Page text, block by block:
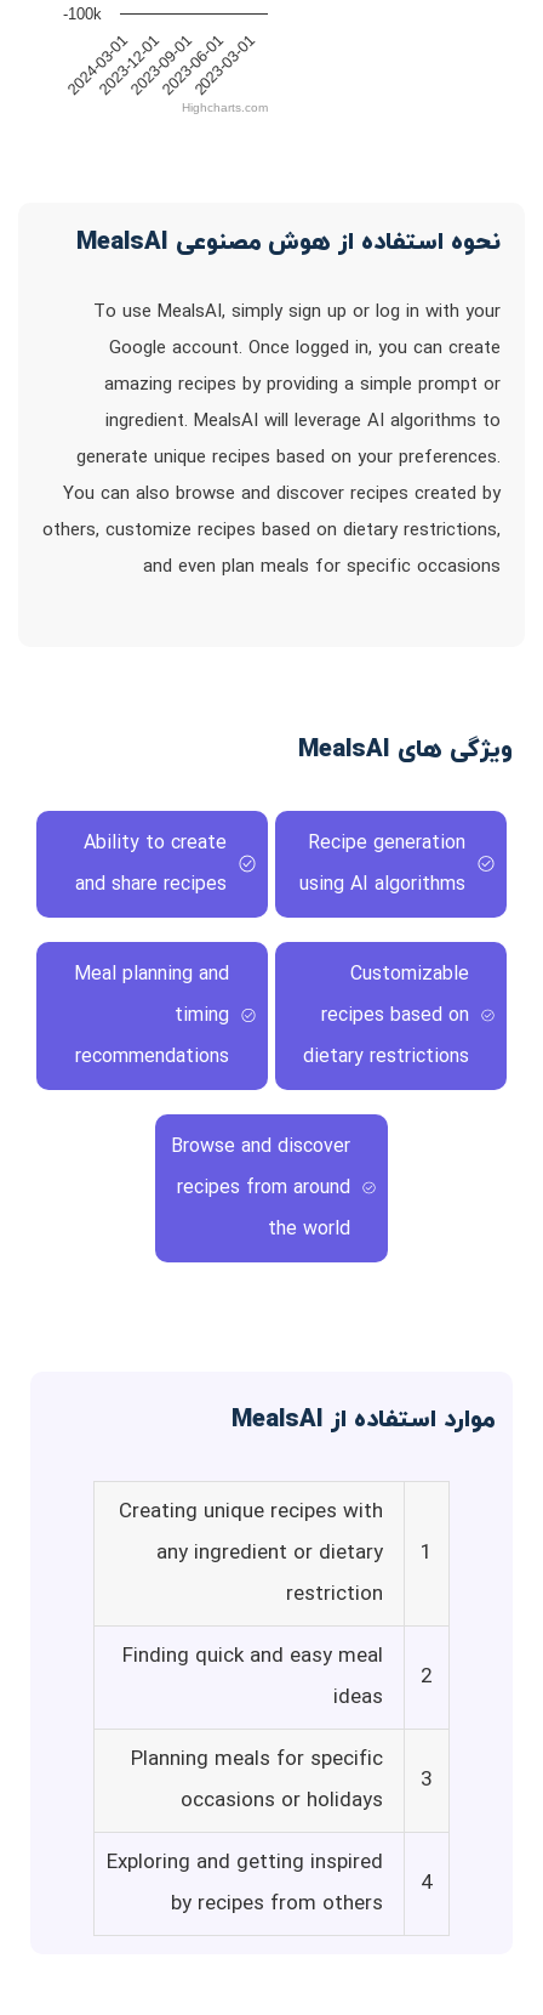
2024-03-01
2023-12-012023-09-012023-06-01
2023-03-01
-100k
Highcharts.com
نحوه استفاده از هوش مصنوعی MealsAI
To use MealsAI, simply sign up or log in with your
Google account. Once logged in, you can create
amazing recipes by providing a simple prompt or
ingredient. MealsAI will leverage AI algorithms to
generate unique recipes based on your preferences.
You can also browse and discover recipes created by
others, customize recipes based on dietary restrictions,
and even plan meals for specific occasions
ویژگی های MealsAI
Recipe generation
using AI algorithms
Ability to create
and share recipes
Customizable
recipes based on
dietary restrictions
Meal planning and
timing
recommendations
Browse and discover
recipes from around
the world
موارد استفاده از MealsAI
1
Creating unique recipes with
any ingredient or dietary
restriction
2
Finding quick and easy meal
ideas
3
Planning meals for specific
occasions or holidays
4
Exploring and getting inspired
by recipes from others